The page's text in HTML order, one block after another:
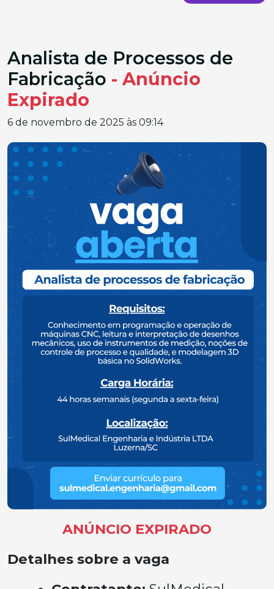
Analista de Processos de
Fabricação - Anúncio
Expirado
6 de novembro de 2025 às 09:14
ANÚNCIO EXPIRADO
Detalhes sobre a vaga